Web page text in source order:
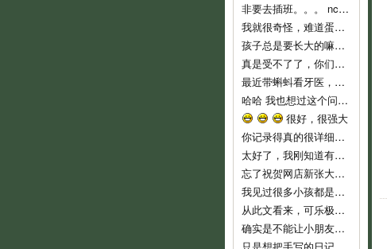
非要去插班。。。 nc，nc，新时代的蛋痛。
我就很奇怪，难道蛋教主和教主夫人小时候没有去过幼儿园么？难倒不记得当时自己的心情吗？ 自从蛋教主一开始说通过洗脑，可以让小孩
孩子总是要长大的嘛，3岁上幼儿园也不算早吧，我们从来不乱给药给可乐吃的，就是发烧不高，我们也都是坚持监督喝水降温而已。长河叔叔，太
真是受不了了，你们就不能让可乐对幼儿园渐进适应吗？ 都开始出现生理反应了。再说，现在小孩这么小，不能随便用药，怎么像起来这么
最近带蝌蚪看牙医，医生说只要有牙齿就要开始刷牙！ 不过貌似小朋友不是很好教，蝌蚪现在非常愿意啃牙刷~ 听好些人提到巧虎里教刷牙
哈哈 我也想过这个问题。我不相信自己会有电影主角这么好的运气，所以宁愿跟那个最早发现问题的可怜科学家一样，全家人在一起……
很好，很强大
你记录得真的很详细，他长大了，会感谢妈妈给他留下这么珍贵的记忆！
太好了，我刚知道有这些地址，最近即将收拾一批，生小孩后不能穿的衣服，一定去寄。
忘了祝贺网店新张大吉，生意兴隆！！
我见过很多小孩都是这样，二岁左右是特别不乖的时期，自我意识开始膨胀，以逆反为乐，给他说道理又不懂，这是正常的，小桃你已经很有耐心了
从此文看来，可乐极具创意，涂鸦都这么有风格，玩汽车还玩得这么有门道。亲亲可乐赞一个！
确实是不能让小朋友单独坐的，一个急刹车就很危险了。我也是很短的路途而且低峰期才敢单独让他坐车的。